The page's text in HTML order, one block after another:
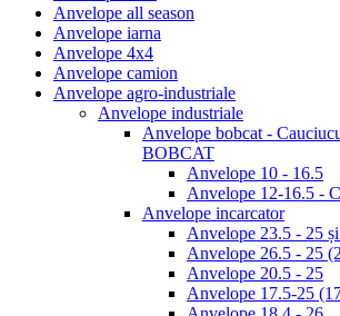
Anvelope all season
Anvelope iarna
Anvelope 4x4
Anvelope camion
Anvelope agro-industriale
Anvelope industriale
Anvelope bobcat -
BOBCAT
Anvelope 10 - 16.5
Anvelope 12-16.5 -
Anvelope incarcator
Anvelope 23.5 - 25
Anvelope 26.5 - 25
Anvelope 20.5 - 25
Anvelope 17.5-25